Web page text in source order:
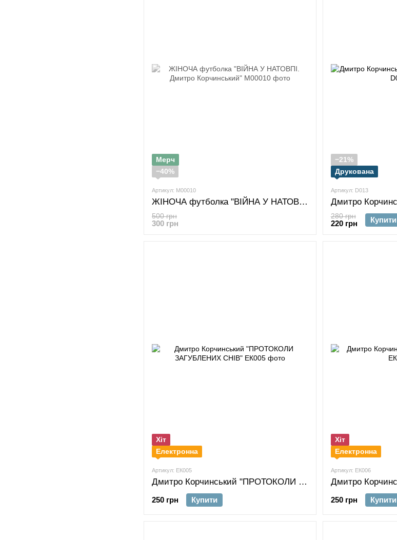
Мерч
−40%
Артикул: M00010
ЖІНОЧА футболка "ВІЙНА У НАТОВПІ. Дмитро Корчинський"
500 грн
300 грн
−21%
Друкована
Артикул: D013
280 грн
220 грн Купити
Хіт
Електронна
Артикул: ЕК005
Дмитро Корчинський "ПРОТОКОЛИ ЗАГУБЛЕНИХ СНІВ"
250 грн Купити
Хіт
Електронна
Артикул: ЕК006
250 грн Купити